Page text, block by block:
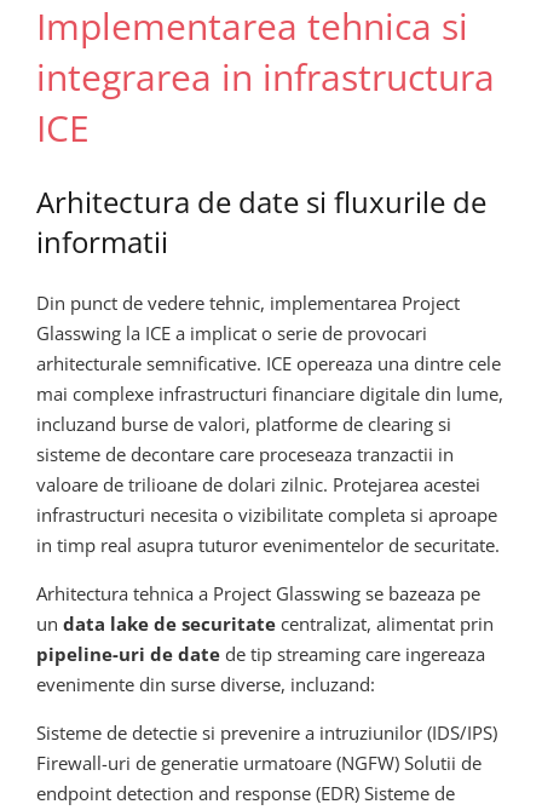
Implementarea tehnica si
integrarea in infrastructura
ICE
Arhitectura de date si fluxurile de
informatii
Din punct de vedere tehnic, implementarea Project
Glasswing la ICE a implicat o serie de provocari
arhitecturale semnificative. ICE opereaza una dintre cele
mai complexe infrastructuri financiare digitale din lume,
incluzand burse de valori, platforme de clearing si
sisteme de decontare care proceseaza tranzactii in
valoare de trilioane de dolari zilnic. Protejarea acestei
infrastructuri necesita o vizibilitate completa si aproape
in timp real asupra tuturor evenimentelor de securitate.
Arhitectura tehnica a Project Glasswing se bazeaza pe
un data lake de securitate centralizat, alimentat prin
pipeline-uri de date de tip streaming care ingereaza
evenimente din surse diverse, incluzand:
Sisteme de detectie si prevenire a intruziunilor (IDS/IPS)
Firewall-uri de generatie urmatoare (NGFW) Solutii de
endpoint detection and response (EDR) Sisteme de